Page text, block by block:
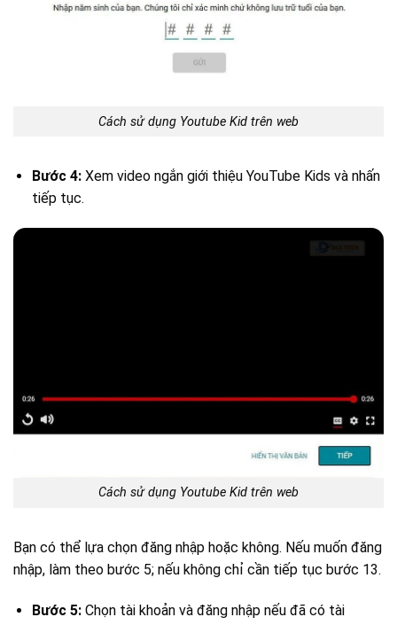
Cách sử dụng Youtube Kid trên web
Bước 4:Xem video ngắn giới thiệu YouTube Kids và nhấn
tiếp tục.
Cách sử dụng Youtube Kid trên web
Bạn có thể lựa chọn đăng nhập hoặc không. Nếu muốn đăng
nhập, làm theo bước 5; nếu không chỉ cần tiếp tục bước 13.
Bước 5:Chọn tài khoản và đăng nhập nếu đã có tài